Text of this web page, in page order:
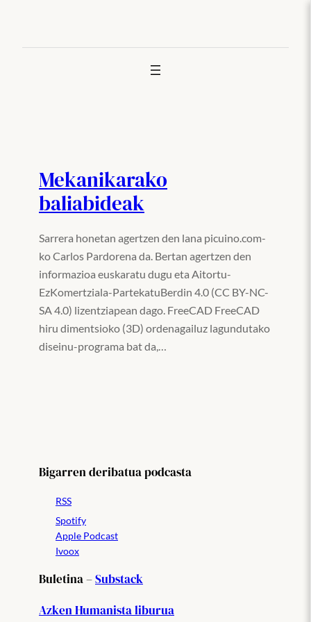
Mekanikarako
baliabideak
Sarrera honetan agertzen den lana picuino.com-
ko Carlos Pardorena da. Bertan agertzen den
informazioa euskaratu dugu eta Aitortu-
EzKomertziala-PartekatuBerdin 4.0 (CC BY-NC-
SA 4.0) lizentziapean dago. FreeCAD FreeCAD
hiru dimentsioko (3D) ordenagailuz lagundutako
diseinu-programa bat da,…
Bigarren deribatua podcasta
RSS
Spotify
Apple Podcast
Ivoox
Buletina –Substack
Azken Humanista liburua